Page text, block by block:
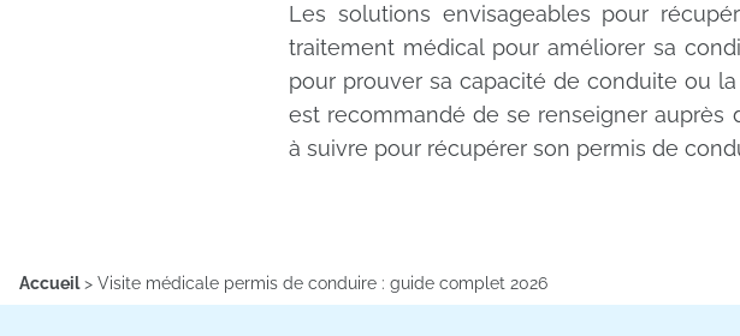
Les solutions envisageables pour
traitement médical pour améliorer sa
pour prouver sa capacité de conduite ou
est recommandé de se renseigner
à suivre pour récupérer son permis de
Accueil> Visite médicale permis de conduire : guide complet 2026